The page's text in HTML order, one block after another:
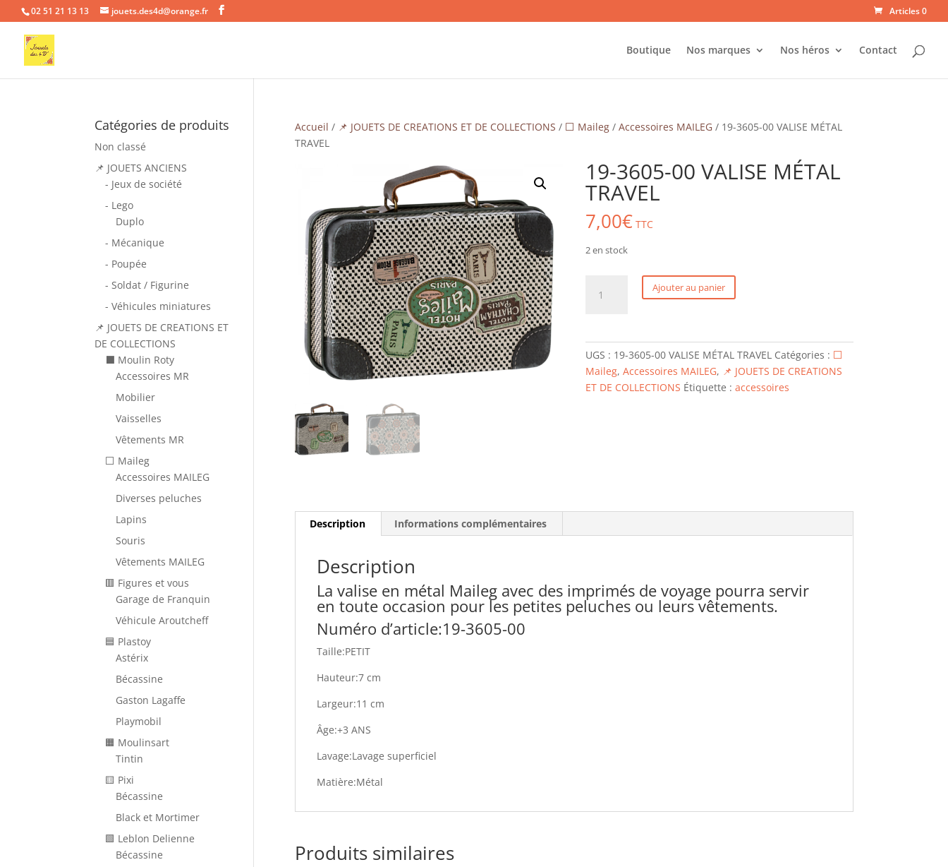
02 51 21 13 13 jouets.des4d@orange.fr Articles 0
Boutique Nos marques Nos héros Contact
Accueil / 📌 JOUETS DE CREATIONS ET DE COLLECTIONS / ⬜ Maileg/ Accessoires MAILEG/ 19-3605-00 VALISE MÉTAL
TRAVEL
19-3605-00 VALISE MÉTAL
TRAVEL
7,00€ TTC
2 en stock
VALISE
MÉTAL
Ajouter au panier
UGS : 19-3605-00 VALISE MÉTAL TRAVEL Catégories : ⬜
Maileg, Accessoires MAILEG, 📌 JOUETS DE CREATIONS
ET DE COLLECTIONS Étiquette : accessoires
Description Informations complémentaires
Description
La valise en métal Maileg avec des imprimés de voyage pourra servir
en toute occasion pour les petites peluches ou leurs vêtements.
Numéro d’article:19-3605-00
Taille:PETIT
Hauteur:7 cm
Largeur:11 cm
Âge:+3 ANS
Lavage:Lavage superficiel
Matière:Métal
Produits similaires
Catégories de produits
Non classé
📌 JOUETS ANCIENS
- Jeux de société
- Lego
Duplo
- Mécanique
- Poupée
- Soldat / Figurine
- Véhicules miniatures
📌 JOUETS DE CREATIONS ET
DE COLLECTIONS
⬛ Moulin Roty
Accessoires MR
Mobilier
Vaisselles
Vêtements MR
⬜ Maileg
Accessoires MAILEG
Diverses peluches
Lapins
Souris
Vêtements MAILEG
🟥 Figures et vous
Garage de Franquin
Véhicule Aroutcheff
🟦 Plastoy
Astérix
Bécassine
Gaston Lagaffe
Playmobil
🟧 Moulinsart
Tintin
🟨 Pixi
Bécassine
Black et Mortimer
🟩 Leblon Delienne
Bécassine